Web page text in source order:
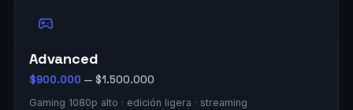
Advanced
$900.000 — $1.500.000
Gaming 1080p alto · edición ligera · streaming